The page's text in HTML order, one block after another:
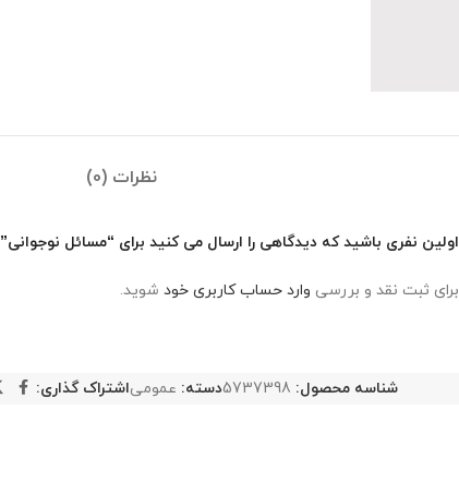
نظرات (0)
اولین نفری باشید که دیدگاهی را ارسال می کنید برای “مسائل نوجوانی”
برای ثبت نقد و بررسی وارد حساب کاربری خود شوید.
شناسه محصول: 5737398دسته: عمومیاشتراک گذاری: